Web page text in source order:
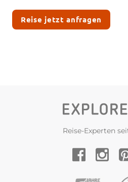
Reise jetzt anfragen
Reise-Experten